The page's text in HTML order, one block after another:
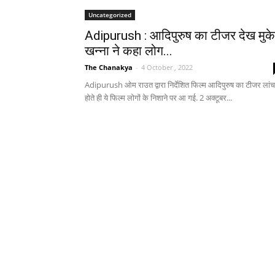
Uncategorized
Adipurush : आदिपुरुष का टीजर देख
खन्ना ने कहा लोग...
The Chanakya - 4 October , 2022
Adipurush ओम राउत द्वारा निर्देशित फिल्म आदिपुरुष का टीजर लांच
होते ही ये फिल्म लोगों के निशाने पर आ गई. 2 अक्टूबर...